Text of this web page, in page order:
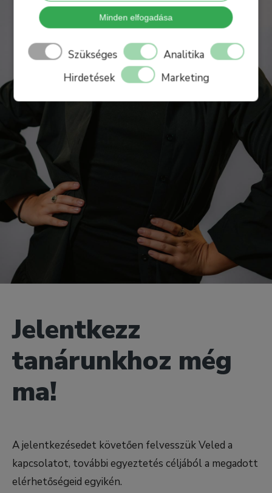
Minden elfogadása
Szükséges
Analitika
Hirdetések
Marketing
Jelentkezz
tanárunkhoz még
ma!
A jelentkezésedet követően felvesszük Veled a
kapcsolatot, további egyeztetés céljából a megadott
elérhetőségeid egyikén.